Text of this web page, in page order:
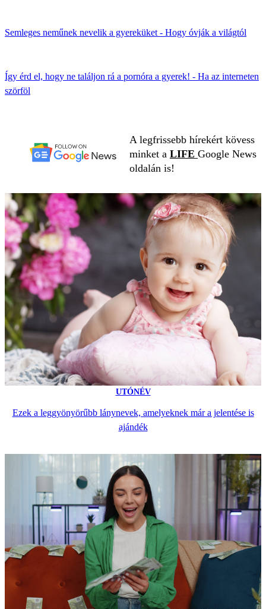
Semleges neműnek nevelik a gyereküket - Hogy óvják a világtól
Így érd el, hogy ne találjon rá a pornóra a gyerek! - Ha az interneten
szörföl
A legfrissebb hírekért kövess
minket a LIFE Google News
oldalán is!
UTÓNÉV
Ezek a leggyönyörűbb lánynevek, amelyeknek már a jelentése is
ajándék